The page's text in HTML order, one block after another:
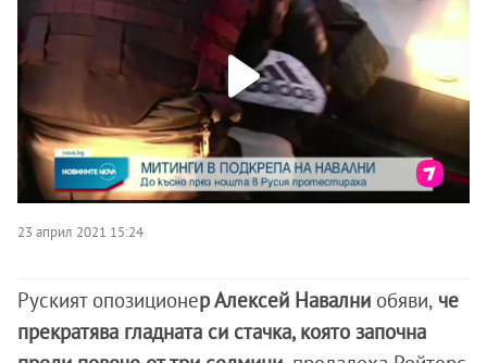
23 април 2021 15:24
Руският опозиционер Алексей Навални обяви, че
прекратява гладната си стачка, която започна